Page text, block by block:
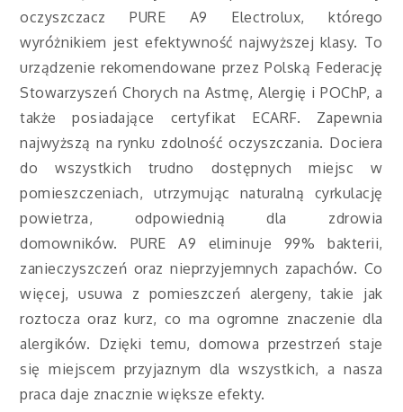
oczyszczacz PURE A9 Electrolux, którego
wyróżnikiem jest efektywność najwyższej klasy. To
urządzenie rekomendowane przez Polską Federację
Stowarzyszeń Chorych na Astmę, Alergię i POChP, a
także posiadające certyfikat ECARF. Zapewnia
najwyższą na rynku zdolność oczyszczania. Dociera
do wszystkich trudno dostępnych miejsc w
pomieszczeniach, utrzymując naturalną cyrkulację
powietrza, odpowiednią dla zdrowia
domowników. PURE A9 eliminuje 99% bakterii,
zanieczyszczeń oraz nieprzyjemnych zapachów. Co
więcej, usuwa z pomieszczeń alergeny, takie jak
roztocza oraz kurz, co ma ogromne znaczenie dla
alergików. Dzięki temu, domowa przestrzeń staje
się miejscem przyjaznym dla wszystkich, a nasza
praca daje znacznie większe efekty.